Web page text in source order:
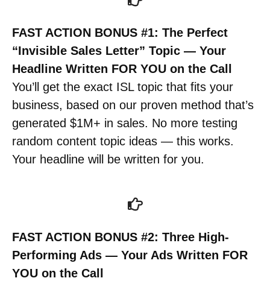
FAST ACTION BONUS #1: The Perfect
“Invisible Sales Letter” Topic — Your
Headline Written FOR YOU on the Call
You’ll get the exact ISL topic that fits your
business, based on our proven method that’s
generated $1M+ in sales. No more testing
random content topic ideas — this works.
Your headline will be written for you.
FAST ACTION BONUS #2: Three High-
Performing Ads — Your Ads Written FOR
YOU on the Call